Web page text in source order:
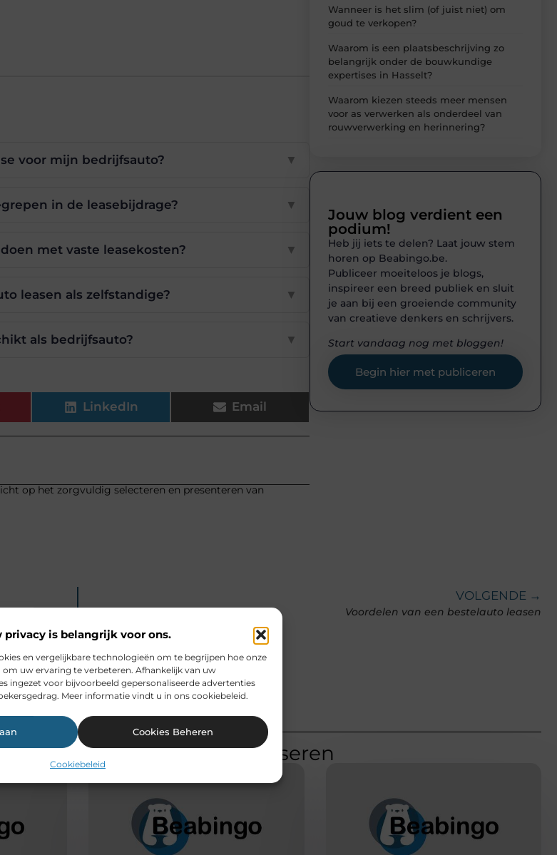
privacy is belangrijk voor ons.
en vergelijkbare technologieën om te begrijpen hoe onze
uw ervaring te verbeteren. Afhankelijk van uw
ingezet voor bijvoorbeeld gepersonaliseerde advertenties
Meer informatie vindt u in ons cookiebeleid.
Cookies Beheren
Cookiebeleid
voor mijn bedrijfsauto? ▼
in de leasebijdrage? ▼
met vaste leasekosten? ▼
leasen als zelfstandige? ▼
als bedrijfsauto? ▼
LinkedIn Email
op het zorgvuldig selecteren en presenteren van
Wanneer is het slim (of juist niet) om
goud te verkopen?
Waarom is een plaatsbeschrijving zo
belangrijk onder de bouwkundige
expertises in Hasselt?
Waarom kiezen steeds meer mensen
voor as verwerken als onderdeel van
rouwverwerking en herinnering?
Jouw blog verdient een
podium!
Heb jij iets te delen? Laat jouw stem
horen op Beabingo.be.
Publiceer moeiteloos je blogs,
inspireer een breed publiek en sluit
je aan bij een groeiende community
van creatieve denkers en schrijvers.
Start vandaag nog met bloggen!
Begin hier met publiceren
VOLGENDE →
Voordelen van een bestelauto leasen
die u mogelijk interesseren